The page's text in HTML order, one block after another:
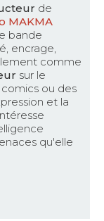
de
MAKMA
bande
encrage,
comme
sur le
ou des
et la
qu'elle